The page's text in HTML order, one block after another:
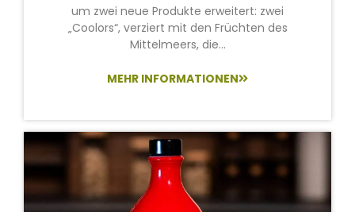
um zwei neue Produkte erweitert: zwei
„Coolors“, verziert mit den Früchten des
Mittelmeers, die...
MEHR INFORMATIONEN